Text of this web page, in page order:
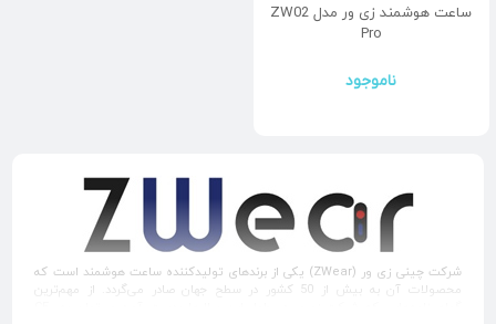
ساعت هوشمند زی ور مدل ZW02
Pro
ناموجود
شرکت چینی زی ور (ZWear) یکی از برندهای تولید‌‌کننده ساعت هوشمند است که
محصولات آن به بیش از 50 کشور در سطح جهان صادر می‌گردد. از مهم‌ترین